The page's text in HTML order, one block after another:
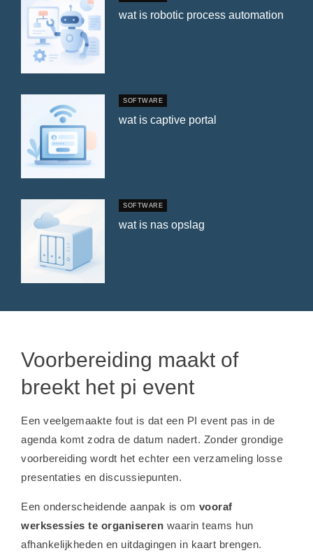
wat is robotic process automation
SOFTWARE
wat is captive portal
SOFTWARE
wat is nas opslag
Voorbereiding maakt of
breekt het pi event
Een veelgemaakte fout is dat een PI event pas in de
agenda komt zodra de datum nadert. Zonder grondige
voorbereiding wordt het echter een verzameling losse
presentaties en discussiepunten.
Een onderscheidende aanpak is om vooraf
werksessies te organiseren waarin teams hun
afhankelijkheden en uitdagingen in kaart brengen.